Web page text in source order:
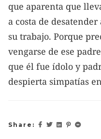
que aparenta que
a costa de
su trabajo. Porque
vengarse de ese
que él fue ídolo y
despierta simpatías
Share: